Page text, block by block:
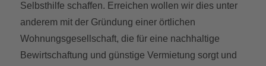
Selbsthilfe schaffen. Erreichen wollen wir dies unter
anderem mit der Gründung einer örtlichen
Wohnungsgesellschaft, die für eine nachhaltige
Bewirtschaftung und günstige Vermietung sorgt und